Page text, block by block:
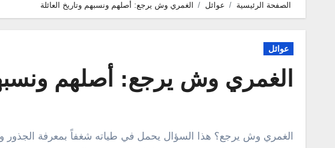
الصفحة الرئيسية عوائل الغمري وش يرجع: أصلهم ونسبهم وتاريخ العائلة
عوائل
الغمري وش يرجع: أصلهم